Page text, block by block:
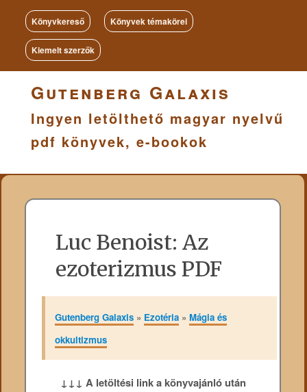
Könyvkereső Könyvek témakörei
Kiemelt szerzők
Gutenberg Galaxis
Ingyen letölthető magyar nyelvű
pdf könyvek, e-bookok
Luc Benoist: Az
ezoterizmus PDF
Gutenberg Galaxis» Ezotéria» Mágia és
okkultizmus
↓↓↓ A letöltési link a könyvajánló után